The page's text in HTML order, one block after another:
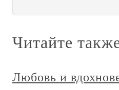
Читайте
Любовь и